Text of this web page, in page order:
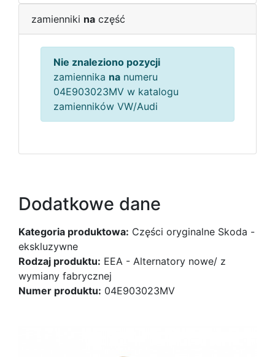
zamienniki na część
Nie znaleziono pozycji
zamiennika na numeru
04E903023MV w katalogu
zamienników VW/Audi
Dodatkowe dane
Kategoria produktowa: Części oryginalne Skoda -
ekskluzywne
Rodzaj produktu: EEA - Alternatory nowe/ z
wymiany fabrycznej
Numer produktu: 04E903023MV